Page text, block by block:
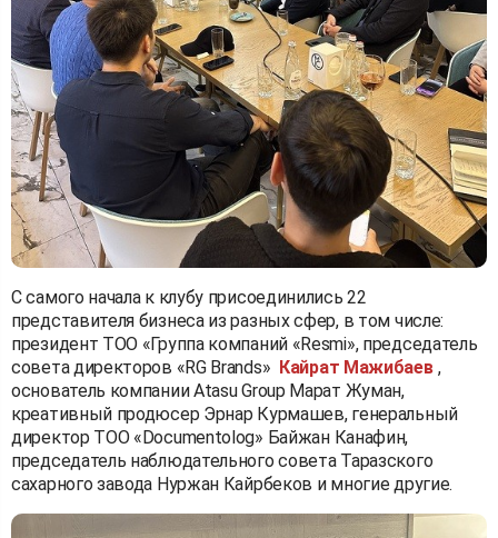
С самого начала к клубу присоединились 22
представителя бизнеса из разных сфер, в том числе:
президент ТОО «Группа компаний «Resmi», председатель
совета директоров «RG Brands» Кайрат Мажибаев ,
основатель компании Atasu Group Марат Жуман,
креативный продюсер Эрнар Курмашев, генеральный
директор TОО «Documentolog» Байжан Канафин,
председатель наблюдательного совета Таразского
сахарного завода Нуржан Кайрбеков и многие другие.